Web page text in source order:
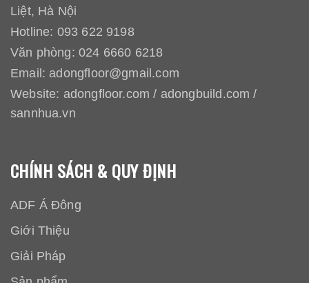
Liệt, Hà Nội
Hotline: 093 622 9198
Văn phòng: 024 6660 6218
Email: adongfloor@gmail.com
Website: adongfloor.com / adongbuild.com /
sannhua.vn
CHÍNH SÁCH & QUY ĐỊNH
ADF Á Đông
Giới Thiệu
Giải Pháp
Sản phẩm